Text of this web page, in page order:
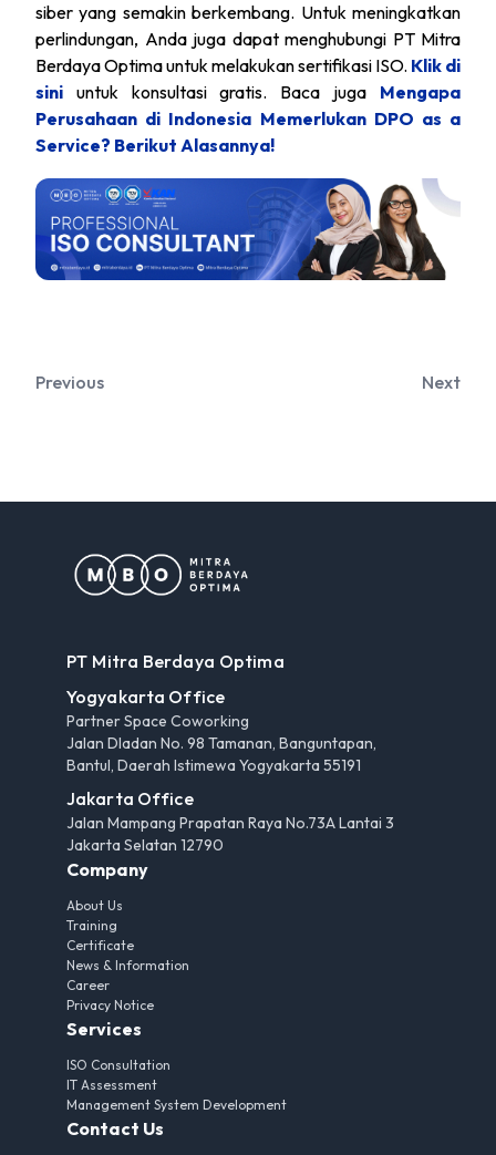
siber yang semakin berkembang. Untuk meningkatkan
perlindungan, Anda juga dapat menghubungi PT Mitra
Berdaya Optima untuk melakukan sertifikasi ISO. Klik di
sini untuk konsultasi gratis. Baca juga Mengapa
Perusahaan di Indonesia Memerlukan DPO as a
Service? Berikut Alasannya!
Previous Next
PT Mitra Berdaya Optima
Yogyakarta Office
Partner Space Coworking
Jalan Dladan No. 98 Tamanan, Banguntapan,
Bantul, Daerah Istimewa Yogyakarta 55191
Jakarta Office
Jalan Mampang Prapatan Raya No.73A Lantai 3
Jakarta Selatan 12790
Company
About Us
Training
Certificate
News & Information
Career
Privacy Notice
Services
ISO Consultation
IT Assessment
Management System Development
Contact Us